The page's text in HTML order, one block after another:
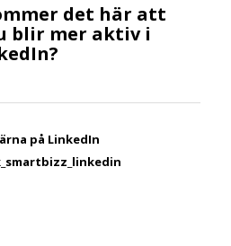
det här att
blir mer aktiv i
på LinkedIn